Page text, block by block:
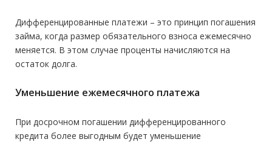
Дифференцированные платежи – это принцип погашения
займа, когда размер обязательного взноса ежемесячно
меняется. В этом случае проценты начисляются на
остаток долга.
Уменьшение ежемесячного платежа
При досрочном погашении дифференцированного
кредита более выгодным будет уменьшение